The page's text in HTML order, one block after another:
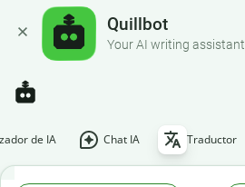
Quillbot
Your AI writing assistant
de IA Chat IA Traductor